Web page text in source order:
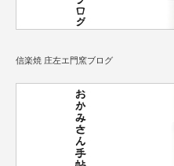
信楽焼 庄左エ門窯ブログ